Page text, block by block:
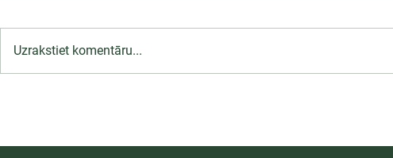
Uzrakstiet komentāru...